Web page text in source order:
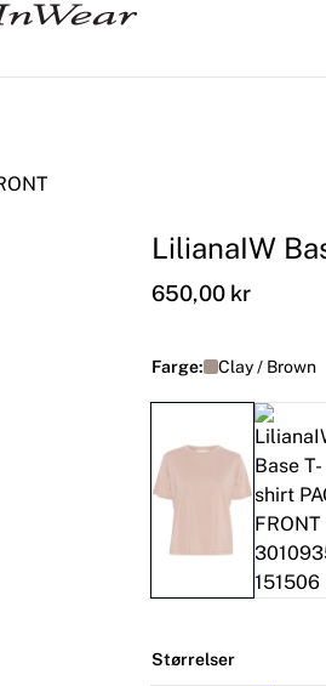
LilianaIW
650,00 kr
Farge: Clay / Brown
Størrelser